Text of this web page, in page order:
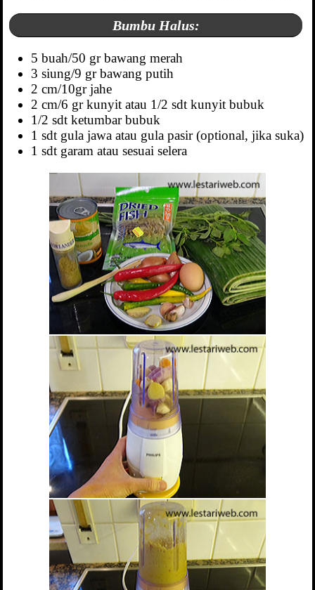
Bumbu Halus:
5 buah/50 gr bawang merah
3 siung/9 gr bawang putih
2 cm/10gr jahe
2 cm/6 gr kunyit atau 1/2 sdt kunyit bubuk
1/2 sdt ketumbar bubuk
1 sdt gula jawa atau gula pasir (optional, jika suka)
1 sdt garam atau sesuai selera